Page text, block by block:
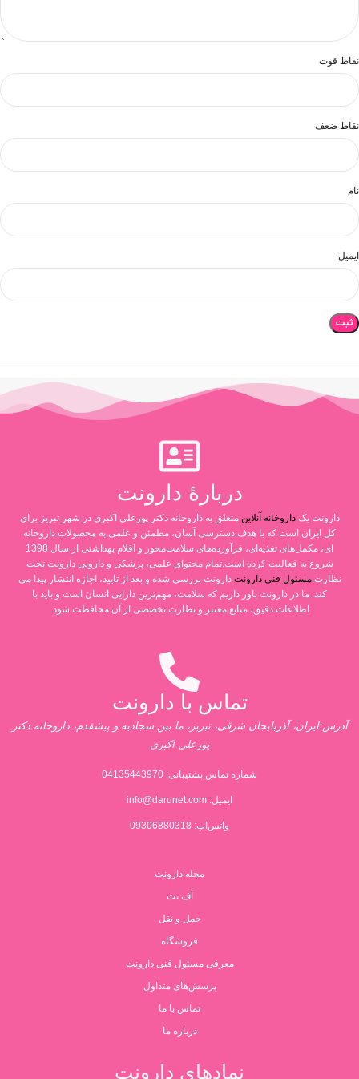
نقاط قوت
نقاط ضعف
نام
ایمیل
دربارۀ دارونت
دارونت یکداروخانه آنلاین متعلق به داروخانه دکتر پورعلی اکبری در شهر تبریز برای
کل ایران است که با هدف دسترسی آسان، مطمئن و علمی به محصولات داروخانه
ای، مکمل‌های تغذیه‌ای، فرآورده‌های سلامت‌محور و اقلام بهداشتی از سال 1398
شروع به فعالیت کرده است.تمام محتوای علمی، پزشکی و دارویی دارونت تحت
نظارتمسئول فنی دارونت دارونت بررسی شده و بعد از تایید، اجازه انتشار پیدا می
کند. ما در دارونت باور داریم که سلامت، مهم‌ترین دارایی انسان است و باید با
اطلاعات دقیق، منابع معتبر و نظارت تخصصی از آن محافظت شود.
تماس با دارونت
آدرس:ایران، آذربایجان شرقی، تبریز، ما بین سجادیه و پیشقدم، داروخانه دکتر
پورعلی اکبری
شماره تماس پشتیبانی: 04135443970
ایمیل: info@darunet.com
واتس‌اپ: 09306880318
مجله دارونت
آف نت
حمل و نقل
فروشگاه
معرفی مسئول فنی دارونت
پرسش‌های متداول
تماس با ما
درباره ما
نمادهای دارونت